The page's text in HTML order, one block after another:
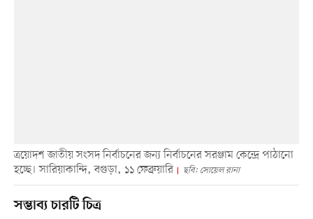
ত্রয়োদশ জাতীয় সংসদ নির্বাচনের জন্য নির্বাচনের সরঞ্জাম কেন্দ্রে পাঠানো
হচ্ছে। সারিয়াকান্দি, বগুড়া, ১১ ফেব্রুয়ারি
ছবি: সোয়েল রানা
সম্ভাব্য চারটি চিত্র